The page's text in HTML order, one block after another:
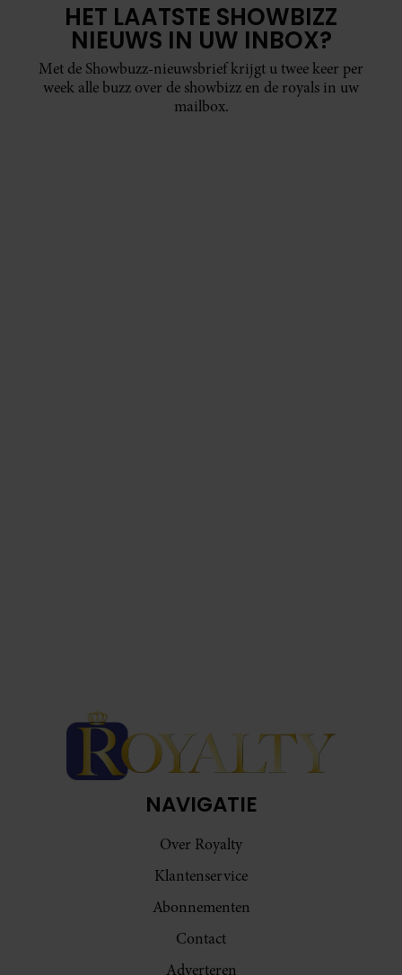
HET LAATSTE SHOWBIZZ
NIEUWS IN UW INBOX?
Met de Showbuzz-nieuwsbrief krijgt u twee keer per
week alle buzz over de showbizz en de royals in uw
mailbox.
NAVIGATIE
Over Royalty
Klantenservice
Abonnementen
Contact
Adverteren